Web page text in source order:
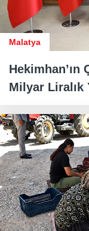
Malatya
Milyar Liralık